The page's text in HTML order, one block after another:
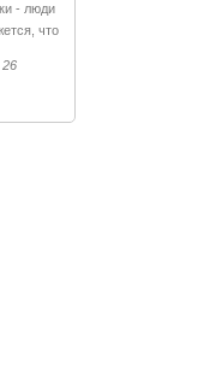
- люди
что
по